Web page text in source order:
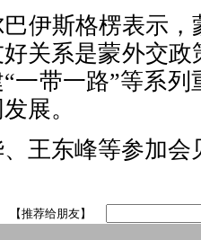
巴伊斯格楞表示
关系是蒙外交
一带一路”等系
展。
王东峰等参加会
【推荐给朋友】